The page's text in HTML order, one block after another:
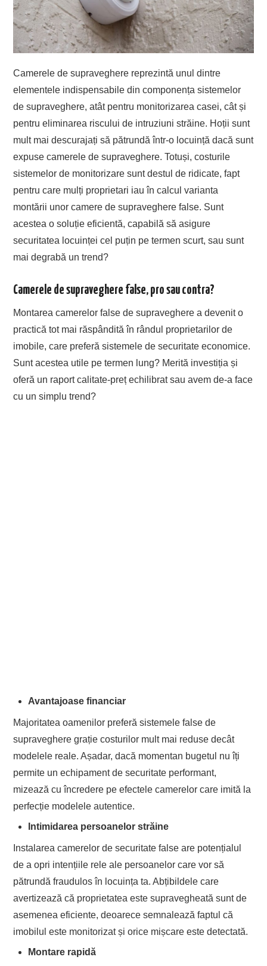
Camerele de supraveghere reprezintă unul dintre
elementele indispensabile din componența sistemelor
de supraveghere, atât pentru monitorizarea casei, cât și
pentru eliminarea riscului de intruziuni străine. Hoții sunt
mult mai descurajați să pătrundă într-o locuință dacă sunt
expuse camerele de supraveghere. Totuși, costurile
sistemelor de monitorizare sunt destul de ridicate, fapt
pentru care mulți proprietari iau în calcul varianta
montării unor camere de supraveghere false. Sunt
acestea o soluție eficientă, capabilă să asigure
securitatea locuinței cel puțin pe termen scurt, sau sunt
mai degrabă un trend?
Camerele de supraveghere false, pro sau contra?
Montarea camerelor false de supraveghere a devenit o
practică tot mai răspândită în rândul proprietarilor de
imobile, care preferă sistemele de securitate economice.
Sunt acestea utile pe termen lung? Merită investiția și
oferă un raport calitate-preț echilibrat sau avem de-a face
cu un simplu trend?
Avantajoase financiar
Majoritatea oamenilor preferă sistemele false de
supraveghere grație costurilor mult mai reduse decât
modelele reale. Așadar, dacă momentan bugetul nu îți
permite un echipament de securitate performant,
mizează cu încredere pe efectele camerelor care imită la
perfecție modelele autentice.
Intimidarea persoanelor străine
Instalarea camerelor de securitate false are potențialul
de a opri intențiile rele ale persoanelor care vor să
pătrundă fraudulos în locuința ta. Abțibildele care
avertizează că proprietatea este supravegheată sunt de
asemenea eficiente, deoarece semnalează faptul că
imobilul este monitorizat și orice mișcare este detectată.
Montare rapidă